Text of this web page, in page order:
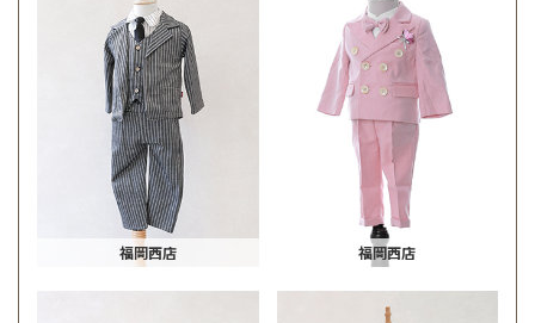
福岡西店 福岡西店